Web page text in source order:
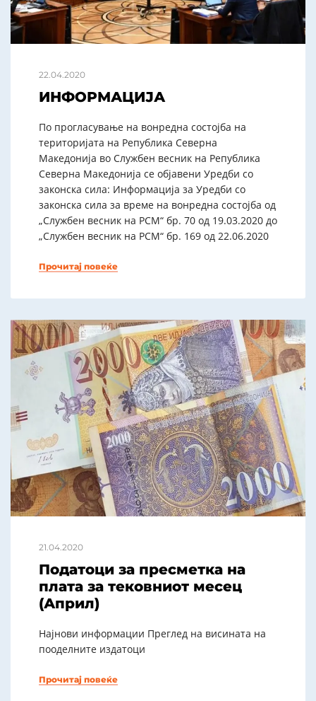
22.04.2020
ИНФОРМАЦИЈА
По прогласување на вонредна состојба на
територијата на Република Северна
Македонија во Службен весник на Република
Северна Македонија се објавени Уредби со
законска сила: Информација за Уредби со
законска сила за време на вонредна состојба од
„Службен весник на РСМ“ бр. 70 од 19.03.2020 до
„Службен весник на РСМ“ бр. 169 од 22.06.2020
Прочитај повеќе
21.04.2020
Податоци за пресметка на
плата за тековниот месец
(Април)
Најнови информации Преглед на висината на
пооделните издатоци
Прочитај повеќе